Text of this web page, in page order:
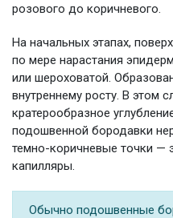
розового до коричневого.
На начальных этапах,
по мере нарастания
или шероховатой.
внутреннему росту. В этом
кратерообразное
подошвенной бородавки
темно-коричневые точки —
капилляры.
Обычно подошвенные